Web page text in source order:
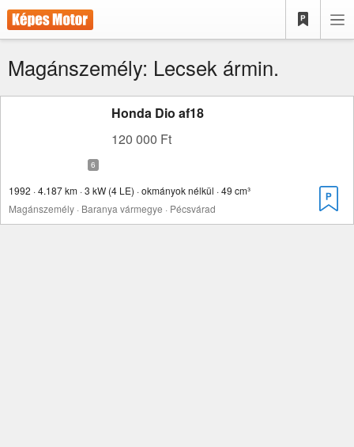
Magánszemély: Lecsek ármin.
Honda Dio af18
120 000 Ft
1992 · 4.187 km · 3 kW (4 LE) · okmányok nélkül · 49 cm³
Magánszemély · Baranya vármegye · Pécsvárad